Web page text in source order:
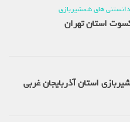
دانستنی های شمشیربازی
استان تهران
استان آذربایجان غربی